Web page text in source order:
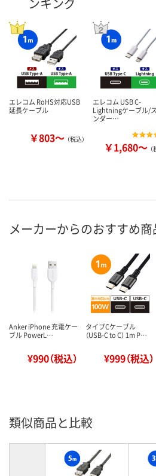
エレコム RoHS対応USB
延長ケーブル
￥803～ （税込）
エレコム USB C-
Lightningケーブル/
ンダー…
￥1,680～
メーカーからのおすすめ商
Anker iPhone 充電ケー
ブル PowerL…
¥990（税込）
タイプCケーブル
（USB-C to C） 1m P…
¥999（税込）
類似商品と比較